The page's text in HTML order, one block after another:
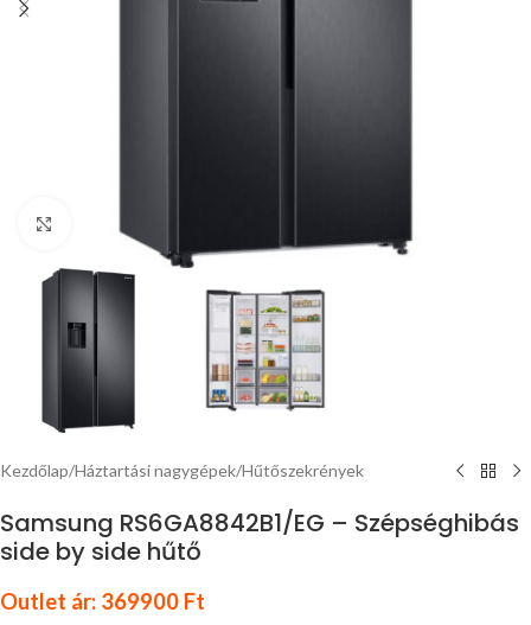
Kezdőlap/Háztartási nagygépek/Hűtőszekrények
Samsung RS6GA8842B1/EG – Szépséghibás
side by side hűtő
Outlet ár: 369900 Ft